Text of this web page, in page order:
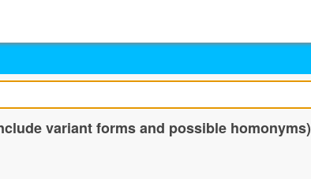
variant forms and possible homonyms)